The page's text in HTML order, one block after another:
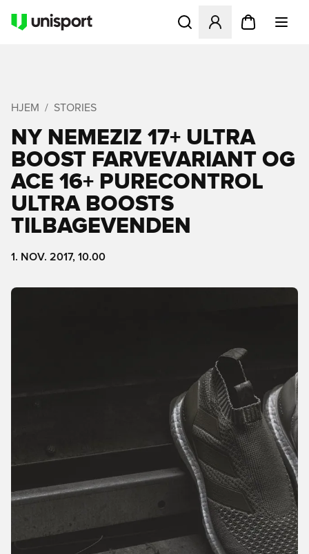
Åbner en Modal til at
HJEM STORIES
NY NEMEZIZ 17+ ULTRA
BOOST FARVEVARIANT OG
ACE 16+ PURECONTROL
ULTRA BOOSTS
TILBAGEVENDEN
1. NOV. 2017, 10.00